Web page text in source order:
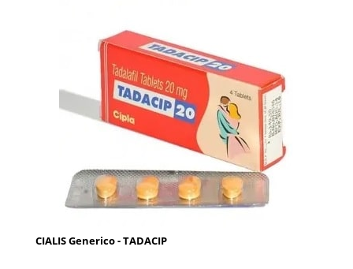
CIALIS Generico - TADACIP